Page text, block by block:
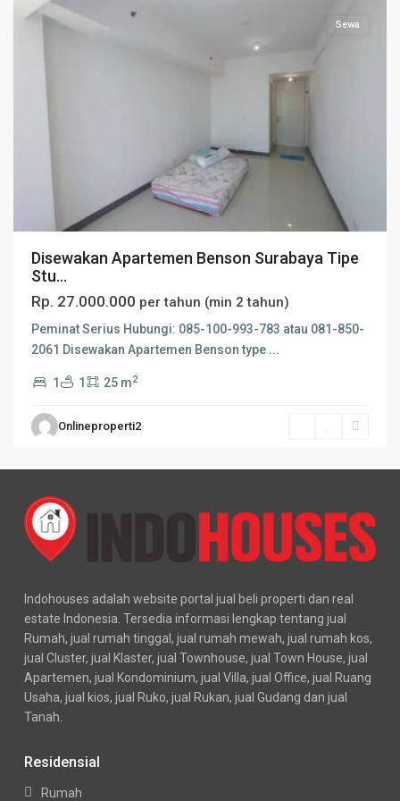
Sewa
Disewakan Apartemen Benson Surabaya Tipe
Stu...
Rp. 27.000.000 per tahun (min 2 tahun)
Peminat Serius Hubungi: 085-100-993-783 atau 081-850-
2061 Disewakan Apartemen Benson type ...
1 1 25 m2
Onlineproperti2
Indohouses adalah website portal jual beli properti dan real
estate Indonesia. Tersedia informasi lengkap tentang jual
Rumah, jual rumah tinggal, jual rumah mewah, jual rumah kos,
jual Cluster, jual Klaster, jual Townhouse, jual Town House, jual
Apartemen, jual Kondominium, jual Villa, jual Office, jual Ruang
Usaha, jual kios, jual Ruko, jual Rukan, jual Gudang dan jual
Tanah.
Residensial
Rumah